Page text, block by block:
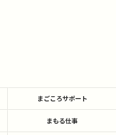
まごころサポート
まもる仕事